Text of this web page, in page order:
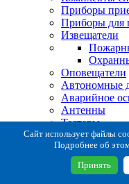
Приборы
Приборы для
Извещатели
Оповещатели
Автономные
Аварийное
Антенны
Тестеры
Система
Расходные и
Сайт использует файлы
Подробнее об
Принять